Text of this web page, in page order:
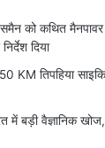
को कथित
दिया
KM तिपहिया
में बड़ी वैज्ञानिक